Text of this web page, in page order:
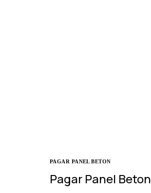
PAGAR PANEL BETON
Pagar Panel Beton